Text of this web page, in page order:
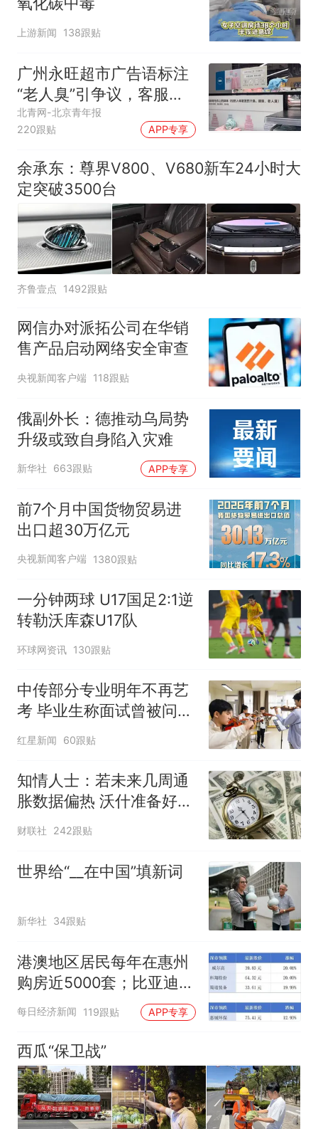
上游新闻 138跟贴
广州永旺超市广告语标注
“老人臭”引争议，客服回
应
北青网-北京青年报
220跟贴
APP专享
余承东：尊界V800、V680新车24小时大
定突破3500台
齐鲁壹点 1492跟贴
网信办对派拓公司在华销
售产品启动网络安全审查
央视新闻客户端 118跟贴
俄副外长：德推动乌局势
升级或致自身陷入灾难
新华社 663跟贴 APP专享
前7个月中国货物贸易进
出口超30万亿元
央视新闻客户端 1380跟贴
一分钟两球 U17国足2:1逆
转勒沃库森U17队
环球网资讯 130跟贴
中传部分专业明年不再艺
考 毕业生称面试曾被问
“如何策划晚会” 专家：遏
红星新闻 60跟贴
知情人士：若未来几周通
胀数据偏热 沃什准备好加
息
财联社 242跟贴
世界给“__在中国”填新词
新华社 34跟贴
港澳地区居民每年在惠州
购房近5000套；比亚迪销
量跻身全球车企第六丨大
湾区财经早参
每日经济新闻 119跟贴 APP专享
西瓜“保卫战”